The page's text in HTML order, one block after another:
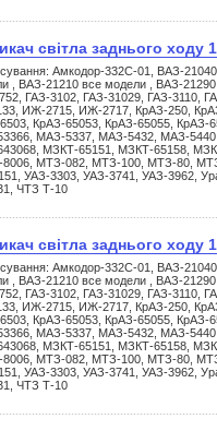
світла заднього ходу
Амкодор-332С-01, ВАЗ-
, ВАЗ-21210 все модели , ВАЗ-
ГАЗ-3102, ГАЗ-31029, ГАЗ-3110,
ИЖ-2715, ИЖ-2717, КрАЗ-250,
КрАЗ-65053, КрАЗ-65055,
МАЗ-5337, МАЗ-5432, МАЗ-
МЗКТ-65151, МЗКТ-65158,
МТЗ-082, МТЗ-100, МТЗ-80,
УАЗ-3303, УАЗ-3741, УАЗ-3962,
ЧТЗ Т-10
світла заднього ходу
Амкодор-332С-01, ВАЗ-
, ВАЗ-21210 все модели , ВАЗ-
ГАЗ-3102, ГАЗ-31029, ГАЗ-3110,
ИЖ-2715, ИЖ-2717, КрАЗ-250,
КрАЗ-65053, КрАЗ-65055,
МАЗ-5337, МАЗ-5432, МАЗ-
МЗКТ-65151, МЗКТ-65158,
МТЗ-082, МТЗ-100, МТЗ-80,
УАЗ-3303, УАЗ-3741, УАЗ-3962,
ЧТЗ Т-10